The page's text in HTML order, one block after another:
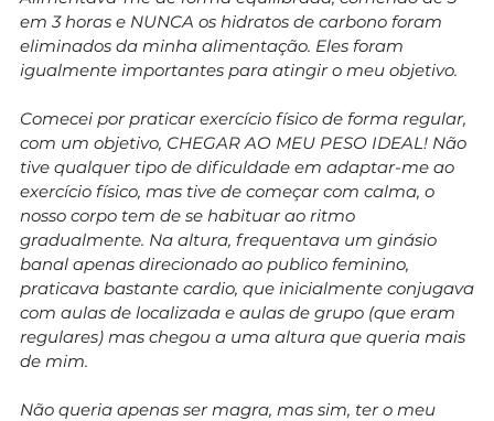
em 3 horas e NUNCA os hidratos de carbono foram
eliminados da minha alimentação. Eles foram
igualmente importantes para atingir o meu objetivo.
Comecei por praticar exercício físico de forma regular,
com um objetivo, CHEGAR AO MEU PESO IDEAL! Não
tive qualquer tipo de dificuldade em adaptar-me ao
exercício físico, mas tive de começar com calma, o
nosso corpo tem de se habituar ao ritmo
gradualmente. Na altura, frequentava um ginásio
banal apenas direcionado ao publico feminino,
praticava bastante cardio, que inicialmente conjugava
com aulas de localizada e aulas de grupo (que eram
regulares) mas chegou a uma altura que queria mais
de mim.
Não queria apenas ser magra, mas sim, ter o meu